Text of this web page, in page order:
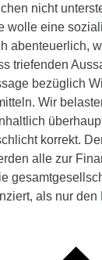
nicht
wolle eine
abenteuerlich,
triefenden
bezüglich
Wir
korrekt.
alle zur
als nur den